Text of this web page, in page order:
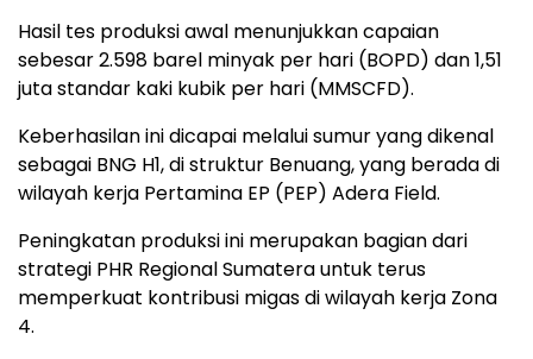
Hasil tes produksi awal menunjukkan capaian
sebesar 2.598 barel minyak per hari (BOPD) dan 1,51
juta standar kaki kubik per hari (MMSCFD).
Keberhasilan ini dicapai melalui sumur yang dikenal
sebagai BNG H1, di struktur Benuang, yang berada di
wilayah kerja Pertamina EP (PEP) Adera Field.
Peningkatan produksi ini merupakan bagian dari
strategi PHR Regional Sumatera untuk terus
memperkuat kontribusi migas di wilayah kerja Zona
4.